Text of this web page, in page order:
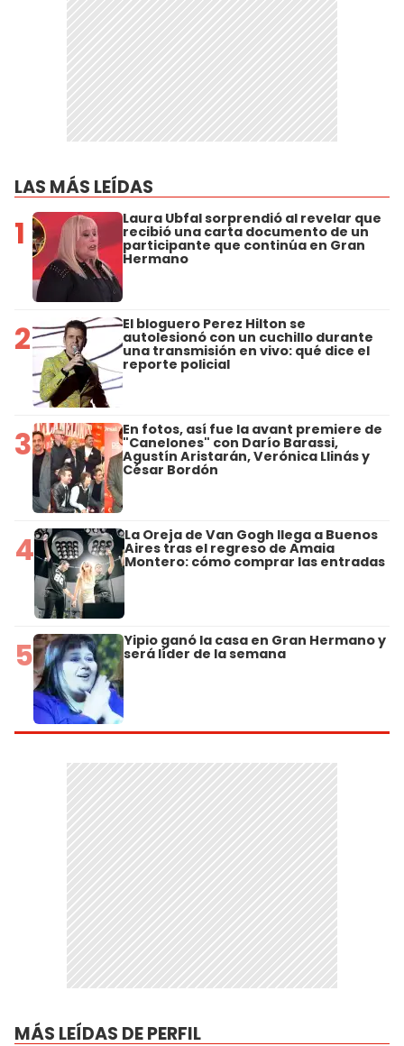
LAS MÁS LEÍDAS
1 Laura Ubfal sorprendió al revelar que
recibió una carta documento de un
participante que continúa en Gran
Hermano
2 El bloguero Perez Hilton se
autolesionó con un cuchillo durante
una transmisión en vivo: qué dice el
reporte policial
3 En fotos, así fue la avant premiere de
"Canelones" con Darío Barassi,
Agustín Aristarán, Verónica Llinás y
César Bordón
4 La Oreja de Van Gogh llega a Buenos
Aires tras el regreso de Amaia
Montero: cómo comprar las entradas
5 Yipio ganó la casa en Gran Hermano y
será líder de la semana
MÁS LEÍDAS DE PERFIL